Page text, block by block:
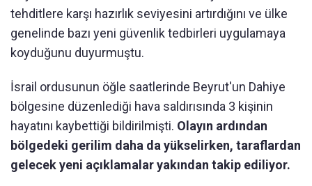
tehditlere karşı hazırlık seviyesini artırdığını ve ülke
genelinde bazı yeni güvenlik tedbirleri uygulamaya
koyduğunu duyurmuştu.
İsrail ordusunun öğle saatlerinde Beyrut'un Dahiye
bölgesine düzenlediği hava saldırısında 3 kişinin
hayatını kaybettiği bildirilmişti. Olayın ardından
bölgedeki gerilim daha da yükselirken, taraflardan
gelecek yeni açıklamalar yakından takip ediliyor.